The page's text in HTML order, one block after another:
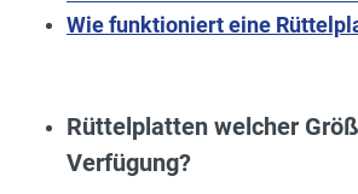
Wie funktioniert eine
Rüttelplatten welcher
Verfügung?